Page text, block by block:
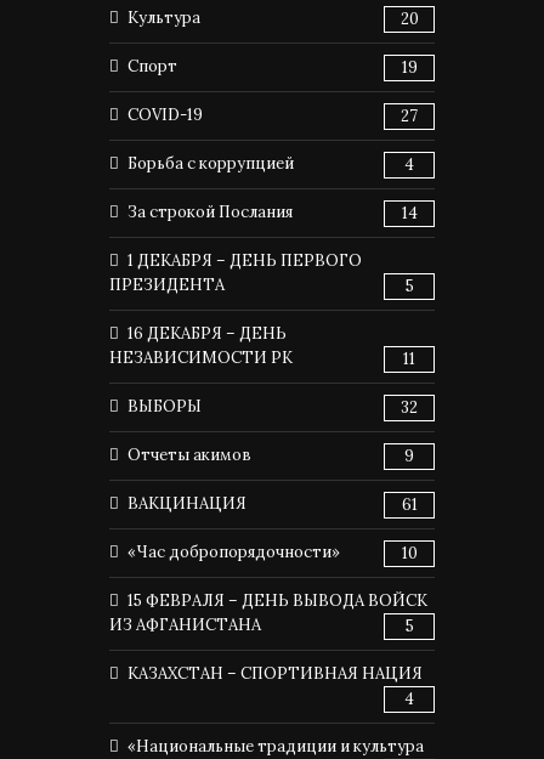
Культура 20
Спорт 19
COVID-19 27
Борьба с коррупцией 4
За строкой Послания 14
1 ДЕКАБРЯ – ДЕНЬ ПЕРВОГО
ПРЕЗИДЕНТА
5
16 ДЕКАБРЯ – ДЕНЬ
НЕЗАВИСИМОСТИ РК
11
ВЫБОРЫ 32
Отчеты акимов 9
ВАКЦИНАЦИЯ 61
«Час добропорядочности» 10
15 ФЕВРАЛЯ – ДЕНЬ ВЫВОДА ВОЙСК
ИЗ АФГАНИСТАНА
5
КАЗАХСТАН – СПОРТИВНАЯ НАЦИЯ
4
«Национальные традиции и культура